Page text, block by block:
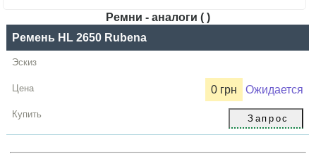
Ремни - аналоги ( )
Название
грн
Ремень HL 2650 Rubena
0 грн Ожидается